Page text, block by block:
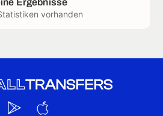
Ergebnisse
vorhanden